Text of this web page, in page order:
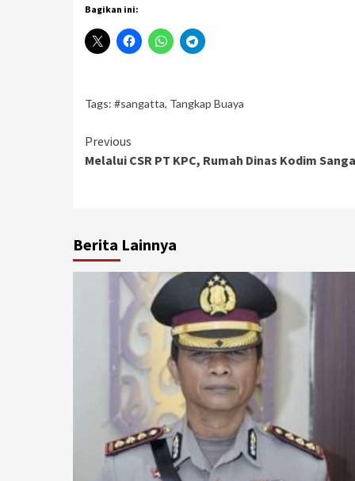
Bagikan ini:
Tags: #sangatta, Tangkap Buaya
Continue
Reading
Previous
Melalui CSR PT KPC, Rumah Dinas Kodim
Berita Lainnya